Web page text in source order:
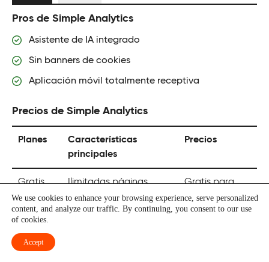
Pros de Simple Analytics
Asistente de IA integrado
Sin banners de cookies
Aplicación móvil totalmente receptiva
Precios de Simple Analytics
Planes
Características
principales
Precios
Gratis
Ilimitadas páginas
vistas/eventos, soporte
comunitario, panel de
Gratis para
siempre
Sencillo
We use cookies to enhance your browsing experience, serve personalized
content, and analyze our traffic. By continuing, you consent to our use
of cookies.
Accept